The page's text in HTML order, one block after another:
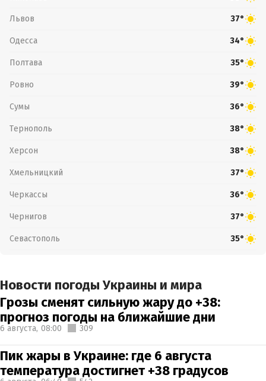
Львов 37°
Одесса 34°
Полтава 35°
Ровно 39°
Сумы 36°
Тернополь 38°
Херсон 38°
Хмельницкий 37°
Черкассы 36°
Чернигов 37°
Севастополь 35°
Новости погоды Украины и мира
Грозы сменят сильную жару до +38:
прогноз погоды на ближайшие дни
6 августа, 08:00 309
Пик жары в Украине: где 6 августа
температура достигнет +38 градусов